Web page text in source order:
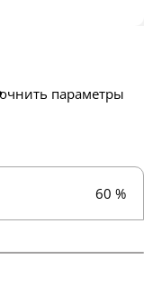
параметры
60 %